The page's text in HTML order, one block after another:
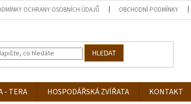
OCHRANY OSOBNÍCH ÚDAJŮ OBCHODNÍ PODMÍNKY
HLEDAT
- TERA HOSPODÁŘSKÁ ZVÍŘATA KONTAKT